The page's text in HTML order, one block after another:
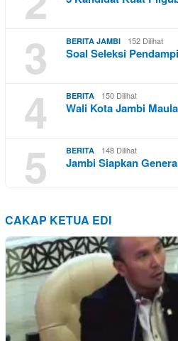
3 BERITA JAMBI 152 Dilihat
Soal Seleksi
4 BERITA 150 Dilihat
Wali Kota Jambi
5 BERITA 148 Dilihat
Jambi Siapkan
CAKAP KETUA EDI